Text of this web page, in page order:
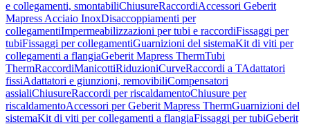
e collegamenti, smontabiliChiusureRaccordiAccessori Geberit
Mapress Acciaio InoxDisaccoppiamenti per
collegamentiImpermeabilizzazioni per tubi e raccordiFissaggi per
tubiFissaggi per collegamentiGuarnizioni del sistemaKit di viti per
collegamenti a flangiaGeberit Mapress ThermTubi
ThermRaccordiManicottiRiduzioniCurveRaccordi a TAdattatori
fissiAdattatori e giunzioni, removibiliCompensatori
assialiChiusureRaccordi per riscaldamentoChiusure per
riscaldamentoAccessori per Geberit Mapress ThermGuarnizioni del
sistemaKit di viti per collegamenti a flangiaFissaggi per tubiGeberit